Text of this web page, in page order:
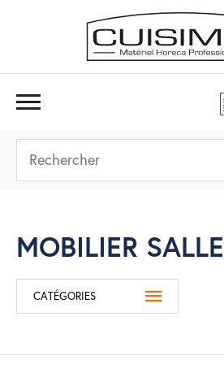
MOBILIER SALLE
CATÉGORIES